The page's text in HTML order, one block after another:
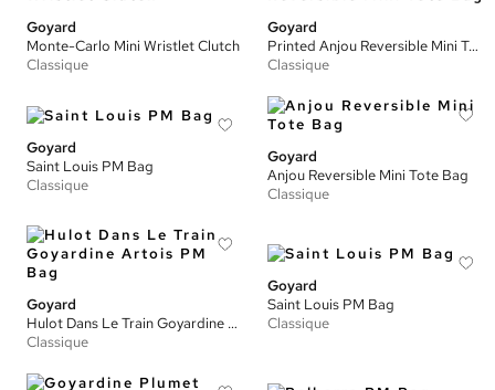
Goyard
Monte-Carlo Mini Wristlet Clutch
Classique
Goyard
Printed Anjou Reversible Mini Tote Bag
Classique
Goyard
Saint Louis PM Bag
Classique
Goyard
Anjou Reversible Mini Tote Bag
Classique
Goyard
Hulot Dans Le Train Goyardine Artois PM Bag
Classique
Goyard
Saint Louis PM Bag
Classique